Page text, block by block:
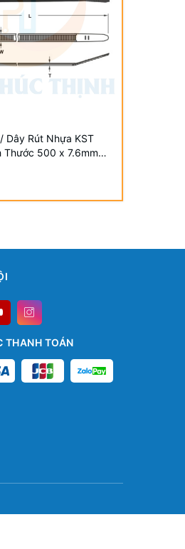
Dây Rút Nhựa KST
Thước 500 x 7.6mm
Weather Resistant UV
THANH TOÁN